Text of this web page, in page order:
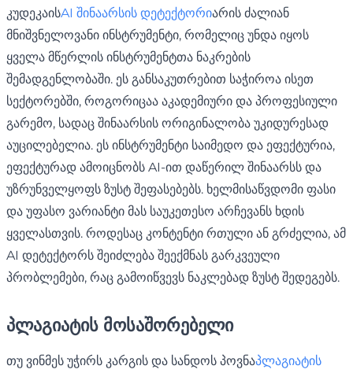
კუდეკაისAI შინაარსის დეტექტორიარის ძალიან
მნიშვნელოვანი ინსტრუმენტი, რომელიც უნდა იყოს
ყველა მწერლის ინსტრუმენტთა ნაკრების
შემადგენლობაში. ეს განსაკუთრებით საჭიროა ისეთ
სექტორებში, როგორიცაა აკადემიური და პროფესიული
გარემო, სადაც შინაარსის ორიგინალობა უკიდურესად
აუცილებელია. ეს ინსტრუმენტი საიმედო და ეფექტურია,
ეფექტურად ამოიცნობს AI-ით დაწერილ შინაარსს და
უზრუნველყოფს ზუსტ შეფასებებს. ხელმისაწვდომი ფასი
და უფასო ვარიანტი მას საუკეთესო არჩევანს ხდის
ყველასთვის. როდესაც კონტენტი რთული ან გრძელია, ამ
AI დეტექტორს შეიძლება შეექმნას გარკვეული
პრობლემები, რაც გამოიწვევს ნაკლებად ზუსტ შედეგებს.
პლაგიატის მოსაშორებელი
თუ ვინმეს უჭირს კარგის და სანდოს პოვნაპლაგიატის